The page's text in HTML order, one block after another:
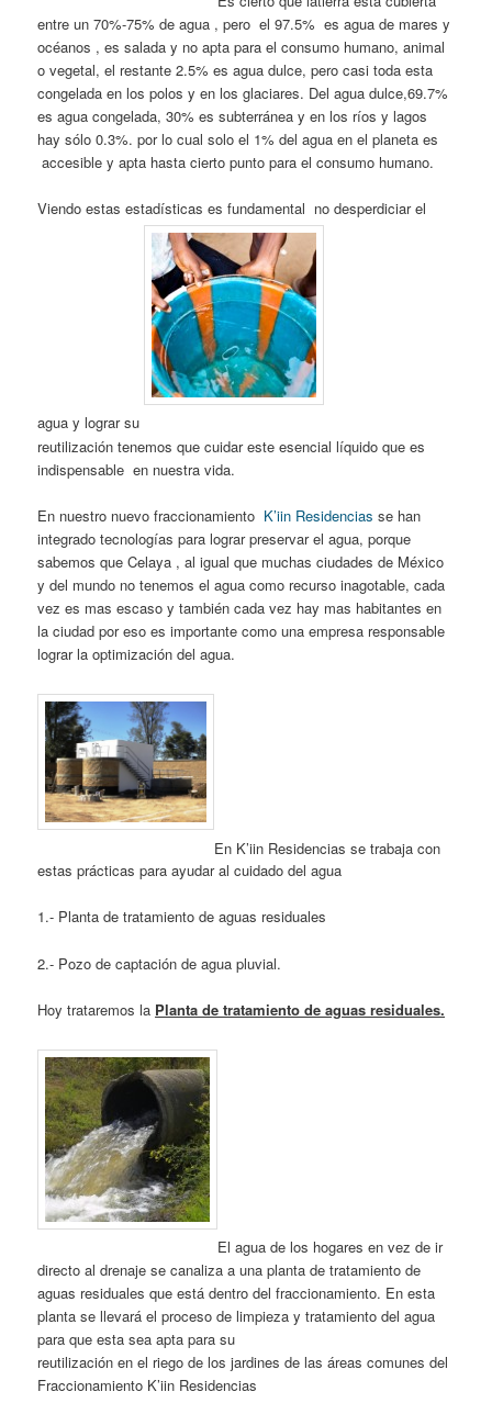
entre un 70%-75% de agua , pero el 97.5% es agua de mares y
océanos , es salada y no apta para el consumo humano, animal
o vegetal, el restante 2.5% es agua dulce, pero casi toda esta
congelada en los polos y en los glaciares. Del agua dulce,69.7%
es agua congelada, 30% es subterránea y en los ríos y lagos
hay sólo 0.3%. por lo cual solo el 1% del agua en el planeta es
accesible y apta hasta cierto punto para el consumo humano.
Viendo estas estadísticas es fundamental no desperdiciar el
agua y lograr su
reutilización tenemos que cuidar este esencial líquido que es
indispensable en nuestra vida.
En nuestro nuevo fraccionamiento K’iin Residenciasse han
integrado tecnologías para lograr preservar el agua, porque
sabemos que Celaya , al igual que muchas ciudades de México
y del mundo no tenemos el agua como recurso inagotable, cada
vez es mas escaso y también cada vez hay mas habitantes en
la ciudad por eso es importante como una empresa responsable
lograr la optimización del agua.
En K’iin Residencias se trabaja con
estas prácticas para ayudar al cuidado del agua
1.- Planta de tratamiento de aguas residuales
2.- Pozo de captación de agua pluvial.
Hoy trataremos la Planta de tratamiento de aguas residuales.
El agua de los hogares en vez de ir
directo al drenaje se canaliza a una planta de tratamiento de
aguas residuales que está dentro del fraccionamiento. En esta
planta se llevará el proceso de limpieza y tratamiento del agua
para que esta sea apta para su
reutilización en el riego de los jardines de las áreas comunes del
Fraccionamiento K’iin Residencias